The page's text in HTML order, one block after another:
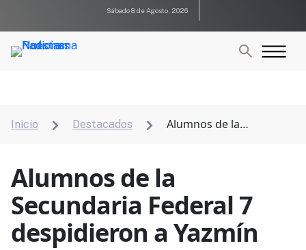
Sábado 8 de Agosto, 2026
Inicio  Destacados 
Alumnos de la
Alumnos de la
Secundaria Federal 7
despidieron a Yazmín